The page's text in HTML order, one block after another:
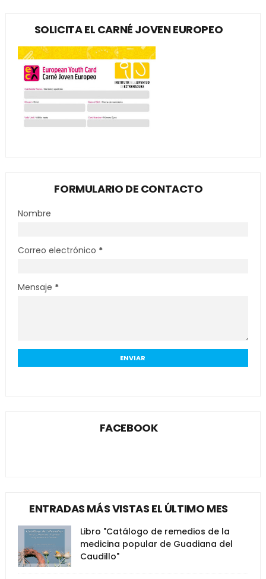
SOLICITA EL CARNÉ JOVEN EUROPEO
FORMULARIO DE CONTACTO
Nombre
Correo electrónico *
Mensaje *
FACEBOOK
ENTRADAS MÁS VISTAS EL ÚLTIMO MES
Libro "Catálogo de remedios de la
medicina popular de Guadiana del
Caudillo"